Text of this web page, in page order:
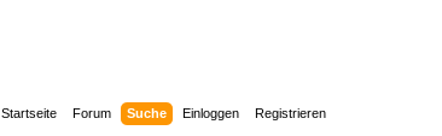
Startseite Forum Suche Einloggen Registrieren